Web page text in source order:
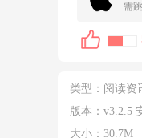
需
类型： 阅读资
版本：v3.2.5
大小： 30.7M